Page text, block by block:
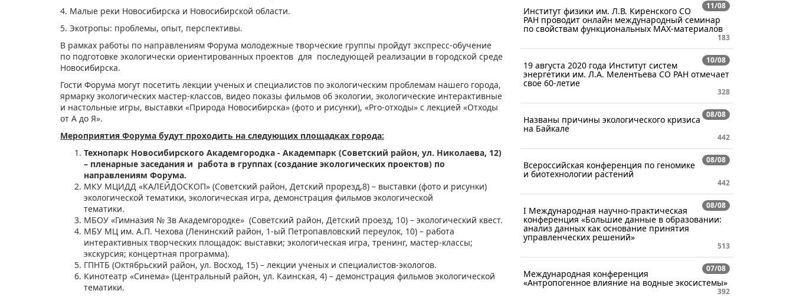
4. Малые реки Новосибирска и Новосибирской области.
5. Экотропы: проблемы, опыт, перспективы.
В рамках работы по направлениям Форума молодежные творческие группы пройдут экспресс-обучение
по подготовке экологически ориентированных проектов для последующей реализации в городской среде
Новосибирска.
Гости Форума могут посетить лекции ученых и специалистов по экологическим проблемам нашего города,
ярмарку экологических мастер-классов, видео показы фильмов об экологии, экологические интерактивные
и настольные игры, выставки «Природа Новосибирска» (фото и рисунки), «Pro-отходы» с лекцией «Отходы
от А до Я».
Мероприятия Форума будут проходить на следующих площадках города:
Технопарк Новосибирского Академгородка - Академпарк (Советский район, ул. Николаева, 12)
– пленарные заседания и работа в группах (создание экологических проектов) по
направлениям Форума.
МКУ МЦИДД «КАЛЕЙДОСКОП» (Советский район, Детский прорезд,8) – выставки (фото и рисунки)
экологической тематики, экологическая игра, демонстрация фильмов экологической
тематики.
МБОУ «Гимназия № 3в Академгородке» (Советский район, Детский проезд, 10) – экологический квест.
МБУ МЦ им. А.П. Чехова (Ленинский район, 1-ый Петропавловский переулок, 10) – работа
интерактивных творческих площадок: выставки; экологическая игра, тренинг, мастер-классы;
экскурсия; концертная программа).
ГПНТБ (Октябрьский район, ул. Восход, 15) – лекции ученых и специалистов-экологов.
Кинотеатр «Синема» (Центральный район, ул. Каинская, 4) – демонстрация фильмов экологической
тематики.
11/08
Институт физики им. Л.В. Киренского СО
РАН проводит онлайн международный семинар
по свойствам функциональных MAX-материалов
183
10/08
19 августа 2020 года Институт систем
энергетики им. Л.А. Мелентьева СО РАН отмечает
свое 60-летие
328
08/08
Названы причины экологического кризиса
на Байкале
442
08/08
Всероссийская конференция по геномике
и биотехнологии растений
442
08/08
I Международная научно-практическая
конференция «Большие данные в образовании:
анализ данных как основание принятия
управленческих решений»
513
07/08
Международная конференция
«Антропогенное влияние на водные экосистемы»
392